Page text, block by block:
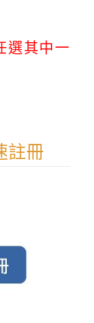
選其中一
註冊